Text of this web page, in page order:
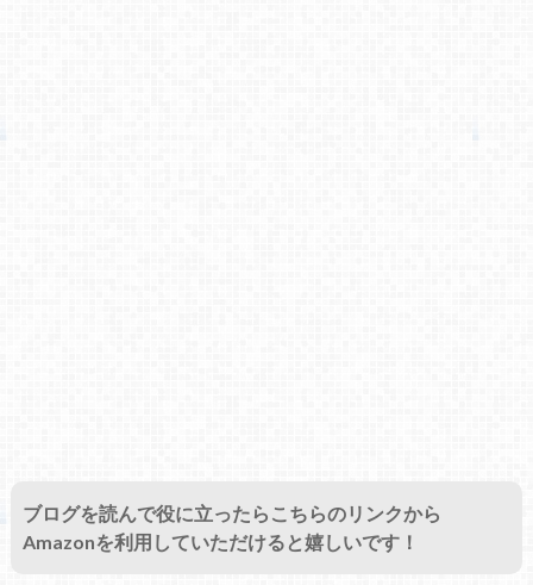
ブログを読んで役に立ったらこちらのリンクから
Amazonを利用していただけると嬉しいです！